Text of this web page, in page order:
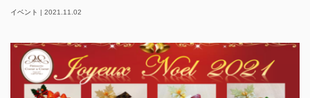
イベント | 2021.11.02